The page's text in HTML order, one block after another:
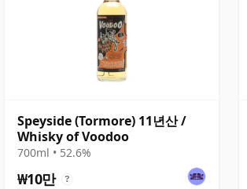
Speyside (Tormore) 11년산 /
Whisky of Voodoo
700ml • 52.6%
₩10만 ?